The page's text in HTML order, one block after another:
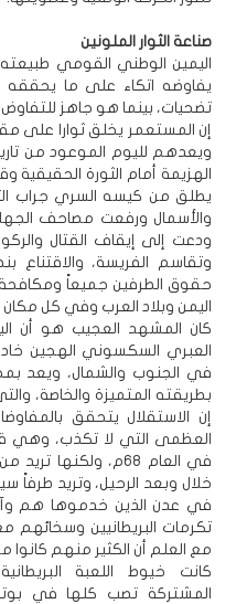
صناعة الثوار الملونين
اليمين الوطني القومي طبيعته
يفاوضه اتكاء على ما يحققه
تضحيات، بينما هو جاهز للتفاوض
إن المستعمر يخلق ثوارا على
ويعدهم لليوم الموعود من
الهزيمة أمام الثورة
يطلق من كيسه السري جراب
والأسمال ورفعت مصاحف الجهاد
ودعت إلى إيقاف القتال
وتقاسم الفريسة، والاقتناع
حقوق الطرفين جميعاً ومكافحة
اليمن وبلاد العرب وفي كل
كان المشهد العجيب هو أن
العبري السكسوني الهجين
في الجنوب والشمال، ويعد
بطريقته المتميزة والخاصة،
إن الاستقلال يتحقق
العظمى التي لا تكذب، وهي
في العام 68م،
خلال وبعد الرحيل، وتريد طرفاً
في عدن الذين خدموها هم
تكرمات البريطانيين
مع العلم أن الكثير منهم كانوا
كانت خيوط اللعبة
المشتركة تصب كلها في